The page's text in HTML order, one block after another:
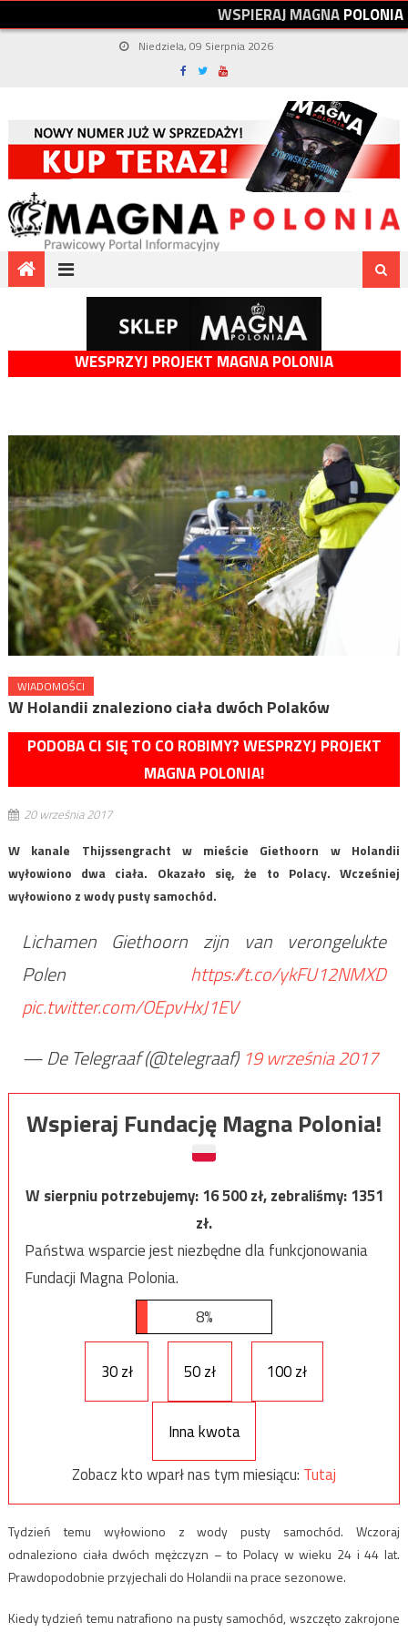
WSPIERAJMAGNAPOLONIA
Niedziela, 09 Sierpnia 2026
WESPRZYJ PROJEKT MAGNA POLONIA
WIADOMOŚCI
W Holandii znaleziono ciała dwóch Polaków
PODOBA CI SIĘ TO CO ROBIMY? WESPRZYJ PROJEKT
MAGNA POLONIA!
20 września 2017
W kanale Thijssengracht w mieście Giethoorn w Holandii
wyłowiono dwa ciała. Okazało się, że to Polacy. Wcześniej
wyłowiono z wody pusty samochód.
Lichamen Giethoorn zijn van verongelukte
Polen https://t.co/ykFU12NMXD
pic.twitter.com/OEpvHxJ1EV
— De Telegraaf (@telegraaf) 19 września 2017
Wspieraj Fundację Magna Polonia!
W sierpniu potrzebujemy:16 500zł, zebraliśmy:1351
zł.
Państwa wsparcie jest niezbędne dla funkcjonowania
Fundacji Magna Polonia.
8%
30 zł 50 zł 100 zł
Inna kwota
Zobacz kto wparł nas tym miesiącu: Tutaj
Tydzień temu wyłowiono z wody pusty samochód. Wczoraj
odnaleziono ciała dwóch mężczyzn – to Polacy w wieku 24 i 44 lat.
Prawdopodobnie przyjechali do Holandii na prace sezonowe.
Kiedy tydzień temu natrafiono na pusty samochód, wszczęto zakrojone